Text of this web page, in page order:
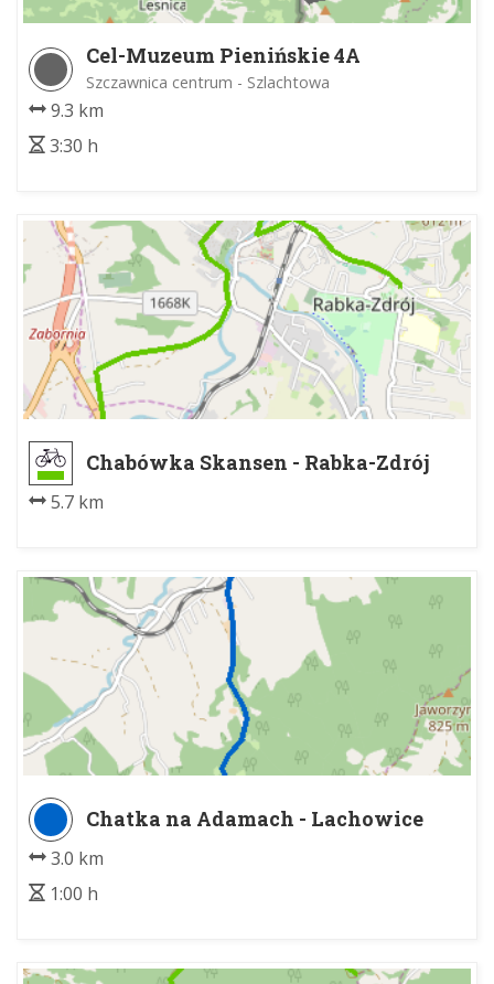
Cel-Muzeum Pienińskie 4A
Szczawnica centrum - Szlachtowa
9.3 km
3:30 h
Chabówka Skansen - Rabka-Zdrój
5.7 km
Chatka na Adamach - Lachowice
3.0 km
1:00 h